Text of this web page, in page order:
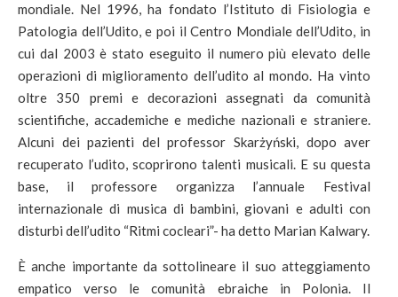
mondiale. Nel 1996, ha fondato l’Istituto di Fisiologia e
Patologia dell’Udito, e poi il Centro Mondiale dell’Udito, in
cui dal 2003 è stato eseguito il numero più elevato delle
operazioni di miglioramento dell’udito al mondo. Ha vinto
oltre 350 premi e decorazioni assegnati da comunità
scientifiche, accademiche e mediche nazionali e straniere.
Alcuni dei pazienti del professor Skarżyński, dopo aver
recuperato l’udito, scoprirono talenti musicali. E su questa
base, il professore organizza l’annuale Festival
internazionale di musica di bambini, giovani e adulti con
disturbi dell’udito “Ritmi cocleari”- ha detto Marian Kalwary.
È anche importante da sottolineare il suo atteggiamento
empatico verso le comunità ebraiche in Polonia. Il